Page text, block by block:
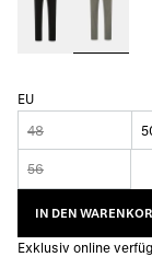
EU
48
56
IN DEN
Exklusiv online